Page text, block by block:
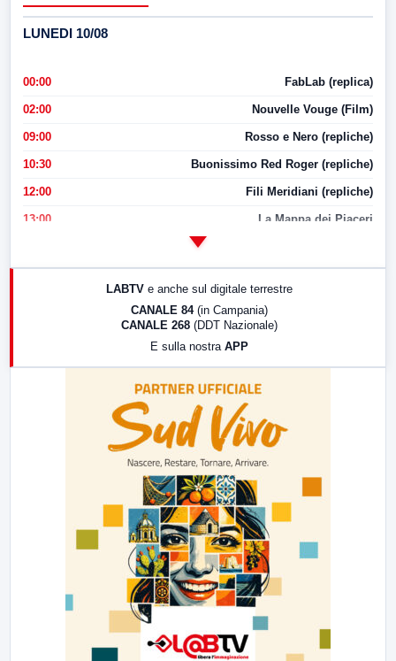
LUNEDI 10/08
00:00 FabLab (replica)
02:00 Nouvelle Vouge (Film)
09:00 Rosso e Nero (repliche)
10:30 Buonissimo Red Roger (repliche)
12:00 Fili Meridiani (repliche)
13:00 La Mappa dei Piaceri
LABTV e anche sul digitale terrestre
CANALE 84 (in Campania)
CANALE 268 (DDT Nazionale)
E sulla nostra APP